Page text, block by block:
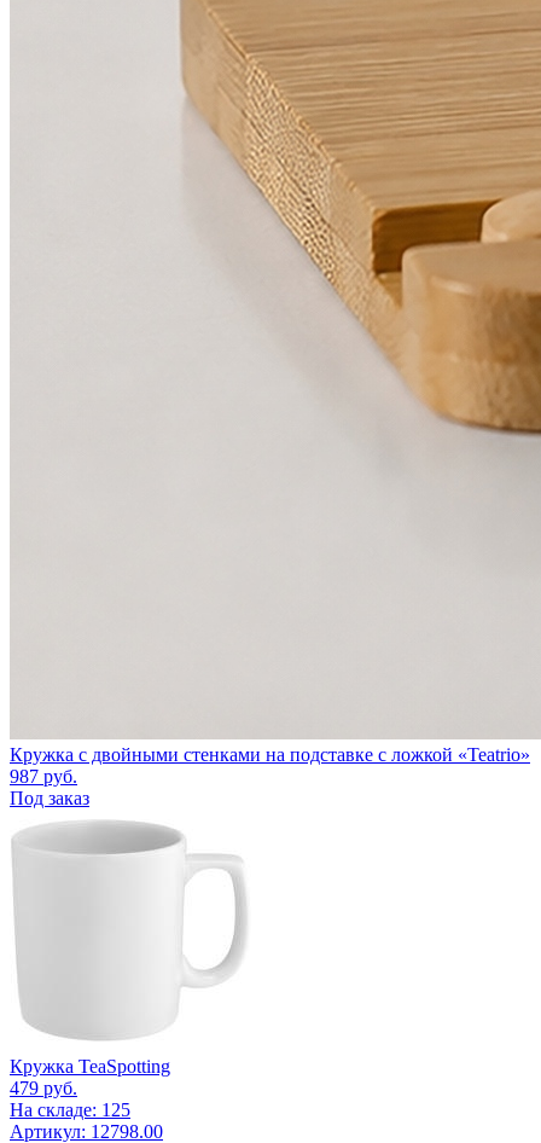
Кружка с двойными стенками на подставке с ложкой «Teatrio»
987 руб.
Под заказ
Кружка TeaSpotting
479 руб.
На складе: 125
Артикул: 12798.00